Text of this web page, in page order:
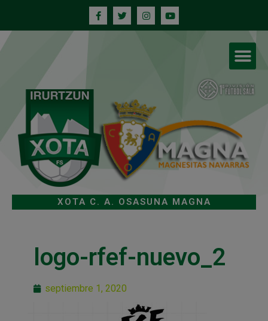
XOTA C. A. OSASUNA MAGNA
logo-rfef-nuevo_2
septiembre 1, 2020